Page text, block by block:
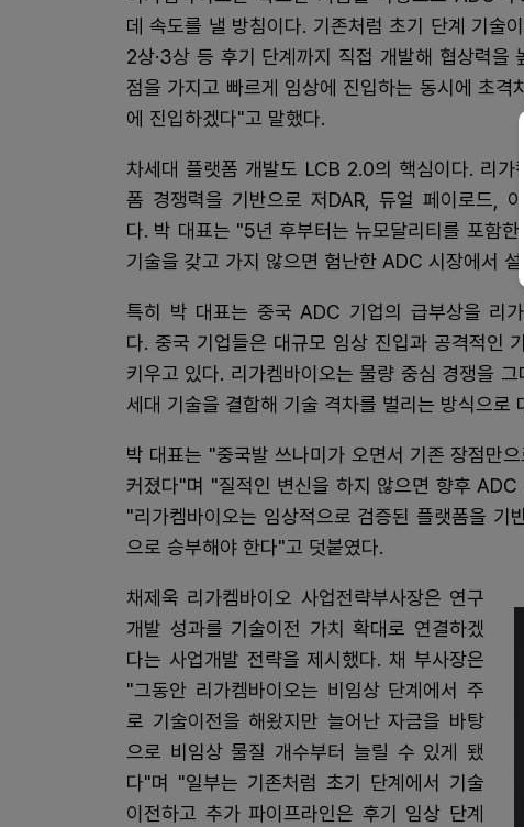
데 속도를 낼 방침이다. 기존처럼 초기 단계 기술
2상·3상 등 후기 단계까지 직접 개발해 협상력
점을 가지고 빠르게 임상에 진입하는 동시에 초
에 진입하겠다"고 말했다.
차세대 플랫폼 개발도 LCB 2.0의 핵심이다. 리
폼 경쟁력을 기반으로 저DAR, 듀얼 페이로드,
다. 박 대표는 "5년 후부터는 뉴모달리티를 포함
기술을 갖고 가지 않으면 험난한 ADC 시장에서
특히 박 대표는 중국 ADC 기업의 급부상을 리
다. 중국 기업들은 대규모 임상 진입과 공격적인
키우고 있다. 리가켐바이오는 물량 중심 경쟁을
세대 기술을 결합해 기술 격차를 벌리는 방식으로
박 대표는 "중국발 쓰나미가 오면서 기존 장점만
커졌다"며 "질적인 변신을 하지 않으면 향후
"리가켐바이오는 임상적으로 검증된 플랫폼을 기
으로 승부해야 한다"고 덧붙였다.
채제욱 리가켐바이오 사업전략부사장은 연구
개발 성과를 기술이전 가치 확대로 연결하겠
다는 사업개발 전략을 제시했다. 채 부사장은
"그동안 리가켐바이오는 비임상 단계에서 주
로 기술이전을 해왔지만 늘어난 자금을 바탕
으로 비임상 물질 개수부터 늘릴 수 있게 됐
다"며 "일부는 기존처럼 초기 단계에서 기술
이전하고 추가 파이프라인은 후기 임상 단계